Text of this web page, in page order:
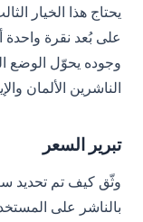
يحتاج هذا الخيار
على بُعد نقرة
وجوده يحوّل الوضع
الناشرين الألمان
تبرير السعر
بالناشر على